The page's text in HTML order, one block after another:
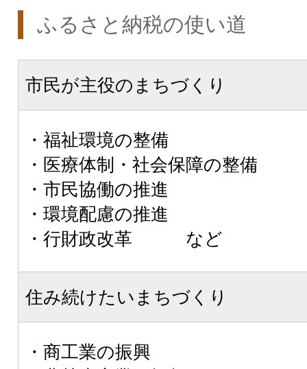
ふるさと納税の使い道
市民が主役のまちづくり
・福祉環境の整備
・医療体制・社会保障の整備
・市民協働の推進
・環境配慮の推進
・行財政改革 など
住み続けたいまちづくり
・商工業の振興